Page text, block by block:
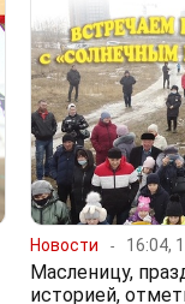
Новости 16:04,
Масленицу,
историей,